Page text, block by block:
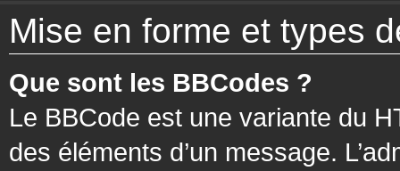
Mise en forme et types
Que sont les BBCodes ?
Le BBCode est une variante du
des éléments d’un message.